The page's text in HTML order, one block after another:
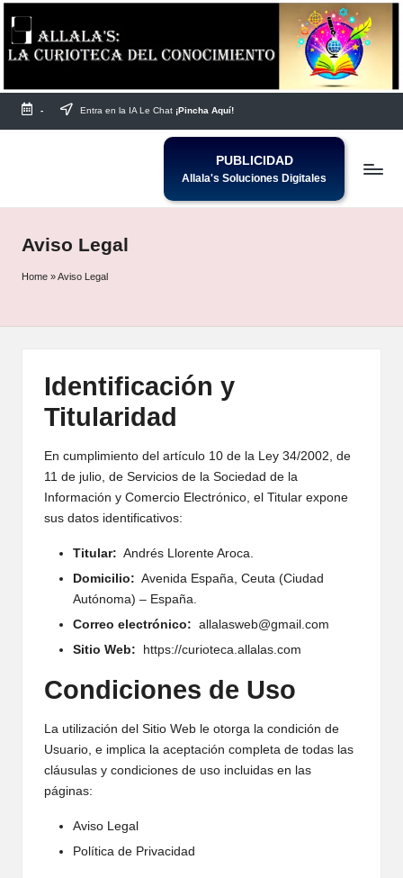
Saltar
al
- Entra en la IA Le Chat ¡Pincha Aquí!
PUBLICIDAD
Allala's Soluciones Digitales
Aviso Legal
Home »Aviso Legal
Identificación y
Titularidad
En cumplimiento del artículo 10 de la Ley 34/2002, de
11 de julio, de Servicios de la Sociedad de la
Información y Comercio Electrónico, el Titular expone
sus datos identificativos:
Titular: Andrés Llorente Aroca.
Domicilio: Avenida España, Ceuta (Ciudad
Autónoma) – España.
Correo electrónico: allalasweb@gmail.com
Sitio Web:
https://curioteca.allalas.com
Condiciones de Uso
La utilización del Sitio Web le otorga la condición de
Usuario, e implica la aceptación completa de todas las
cláusulas y condiciones de uso incluidas en las
páginas:
Aviso Legal
Política de Privacidad